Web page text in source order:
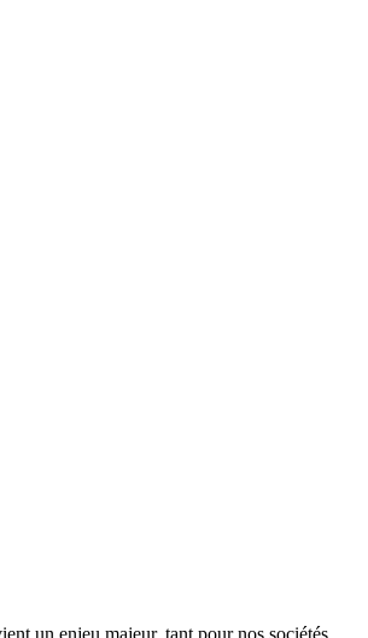
un enjeu majeur, tant pour nos sociétés